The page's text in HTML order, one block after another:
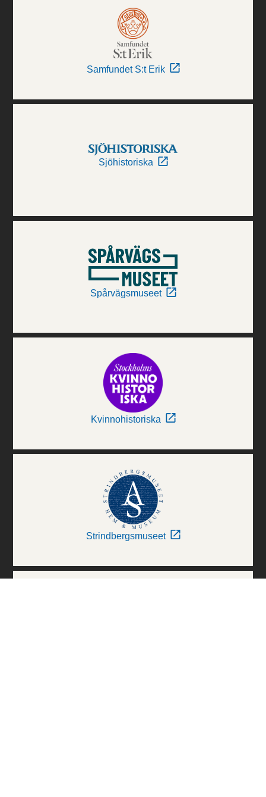
Samfundet S:t Erik
Sjöhistoriska
Spårvägsmuseet
Kvinnohistoriska
Strindbergsmuseet